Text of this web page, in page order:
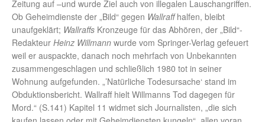
Zeitung auf –und wurde Ziel auch von illegalen Lauschangriffen.
Ob Geheimdienste der „Bild“ gegen Wallraffhalfen, bleibt
unaufgeklärt; Wallraffs Kronzeuge für das Abhören, der „Bild“-
Redakteur Heinz Willmann wurde vom Springer-Verlag gefeuert
weil er auspackte, danach noch mehrfach von Unbekannten
zusammengeschlagen und schließlich 1980 tot in seiner
Wohnung aufgefunden. „’Natürliche Todesursache‘ stand im
Obduktionsbericht. Wallraff hielt Willmanns Tod dagegen für
Mord.“ (S.141) Kapitel 11 widmet sich Journalisten, „die sich